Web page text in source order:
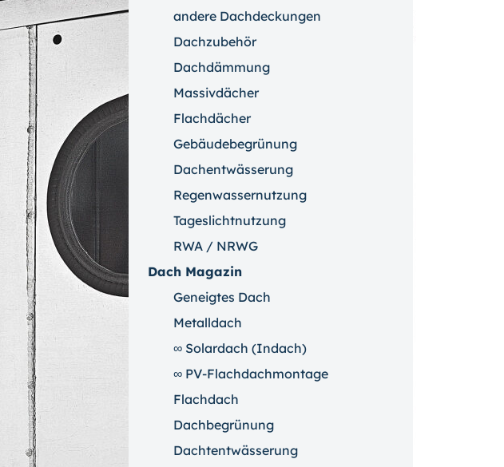
andere Dachdeckungen
Dachzubehör
Dachdämmung
Massivdächer
Flachdächer
Gebäudebegrünung
Dachentwässerung
Regenwassernutzung
Tageslichtnutzung
RWA / NRWG
Dach Magazin
Geneigtes Dach
Metalldach
∞ Solardach (Indach)
∞ PV-Flachdachmontage
Flachdach
Dachbegrünung
Dachtentwässerung